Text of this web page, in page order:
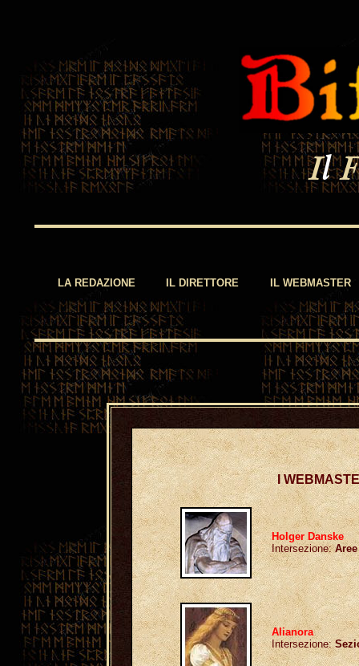
Il
LA REDAZIONE IL DIRETTORE IL WEBMASTER
I
Holger Danske
Intersezione:Aree
Alianora
Intersezione: